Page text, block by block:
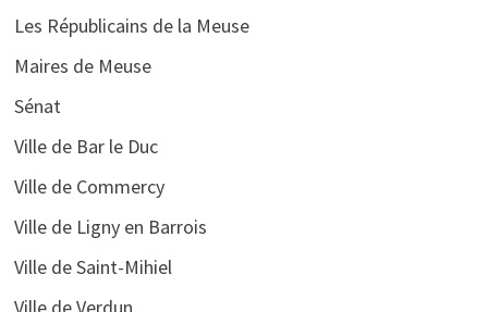
Les Républicains de la Meuse
Maires de Meuse
Sénat
Ville de Bar le Duc
Ville de Commercy
Ville de Ligny en Barrois
Ville de Saint-Mihiel